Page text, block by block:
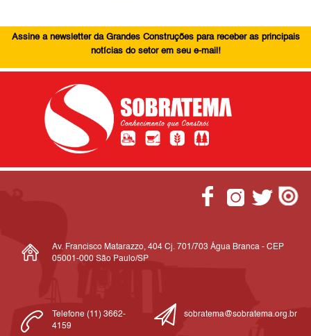
Assine a newsletter da Grandes Construções para receber as principais
notícias do setor em seu e-mail!
Av. Francisco Matarazzo, 404 Cj. 701/703 Água Branca - CEP
05001-000 São Paulo/SP
Telefone (11) 3662-
4159
sobratema@sobratema.org.br